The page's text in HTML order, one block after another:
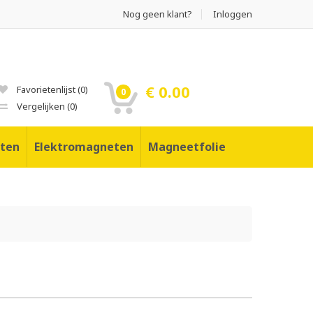
Nog geen klant? Inloggen
Favorietenlijst(0)
Vergelijken (0)
0 € 0.00
Elektromagneten Magneetfolie